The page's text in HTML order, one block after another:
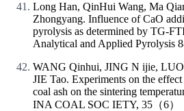
Long Han, QinHui Wang, Ma
Zhongyang. Influence of CaO
pyrolysis as determined by TG-
Analytical and Applied Pyrolysis
WANG Qinhui, JING N ijie,
JIE Tao. Experiments on the
coal ash on the sintering
INA COAL SOC IETY, 35（6）